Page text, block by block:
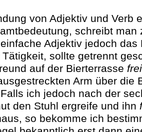
von Adjektiv und Verb
schreibt man
Adjektiv jedoch
sollte getrennt
auf der Bierterrasse
Arm über die
ich jedoch nach der
den Stuhl ergreife und ihn
so bekomme ich